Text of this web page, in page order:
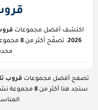
اكتشف أفضل مجموعات
2026. تصفّح أكثر من8
تصفح أفضل مجموعات قروب
ستجد هنا أكثر من 8 مجموعة